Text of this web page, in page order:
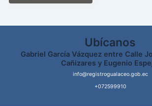
Ubícanos
Gabriel García Vázquez entre Calle
Cañizares y Eugenio
info@registrogualaceo.gob.ec
+072599910